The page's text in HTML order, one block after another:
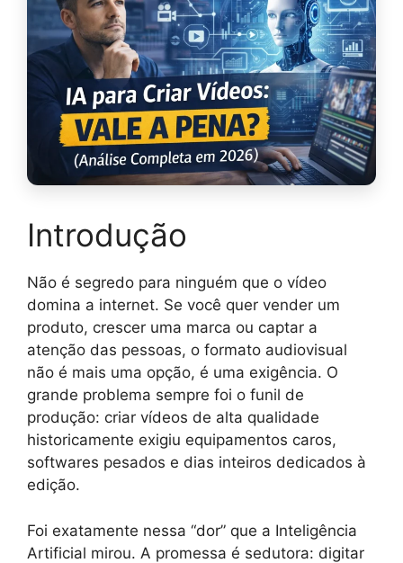
Introdução
Não é segredo para ninguém que o vídeo
domina a internet. Se você quer vender um
produto, crescer uma marca ou captar a
atenção das pessoas, o formato audiovisual
não é mais uma opção, é uma exigência. O
grande problema sempre foi o funil de
produção: criar vídeos de alta qualidade
historicamente exigiu equipamentos caros,
softwares pesados e dias inteiros dedicados à
edição.
Foi exatamente nessa “dor” que a Inteligência
Artificial mirou. A promessa é sedutora: digitar